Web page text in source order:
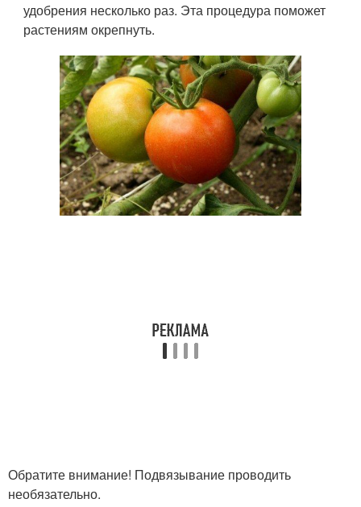
удобрения несколько раз. Эта процедура поможет
растениям окрепнуть.
Обратите внимание! Подвязывание проводить
необязательно.